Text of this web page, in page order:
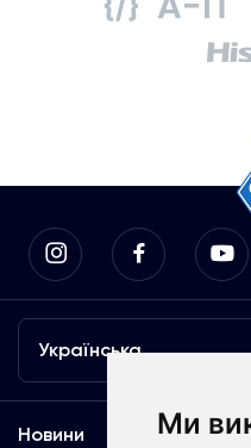
Ми
Українська
Новини